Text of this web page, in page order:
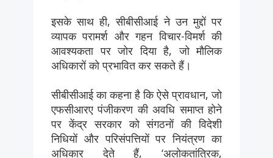
इसके साथ ही, सीबीसीआई ने उन मुद्दों पर
व्यापक परामर्श और गहन विचार-विमर्श की
आवश्यकता पर जोर दिया है, जो मौलिक
अधिकारों को प्रभावित कर सकते हैं।
सीबीसीआई का कहना है कि ऐसे प्रावधान, जो
एफसीआरए पंजीकरण की अवधि समाप्त होने
पर केंद्र सरकार को संगठनों की विदेशी
निधियों और परिसंपत्तियों पर नियंत्रण का
अधिकार देते हैं, ‘अलोकतांत्रिक,